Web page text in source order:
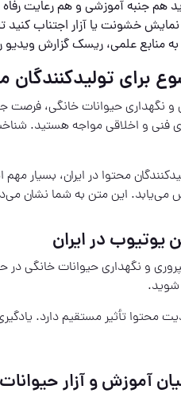
هم جنبه آموزشی و هم رعایت
نمایش خشونت یا آزار اجتناب
منابع علمی، ریسک گزارش
تولیدکنندگان
نگهداری حیوانات خانگی، فرصت
فنی و اخلاقی مواجه هستید.
محتوا در ایران،
می‌یابد. این متن به شما نشان
یوتیوب در ایران
و نگهداری حیوانات خانگی
شوید.
محتوا تأثیر مستقیم دارد.
آموزش و آزار حیوانات